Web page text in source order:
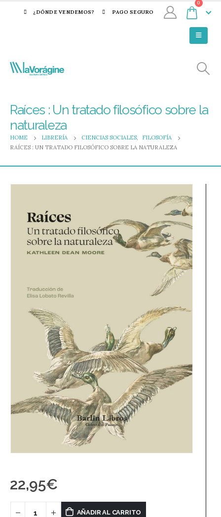
¿DÓNDE VENDEMOS? PAGO SEGURO
0
Raíces : Un tratado filosófico sobre la
naturaleza
HOME LIBRERÍA CIENCIAS SOCIALES,
FILOSOFÍA
RAÍCES : UN TRATADO FILOSÓFICO SOBRE LA NATURALEZA
22,95€
AÑADIR AL CARRITO